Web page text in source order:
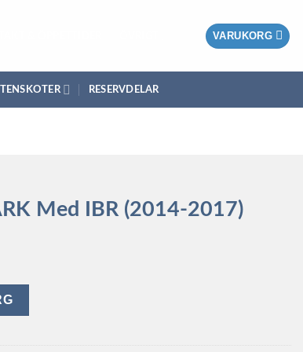
VARUKORG
RESERVDELAR
Med IBR (2014-2017)
2017) mängd